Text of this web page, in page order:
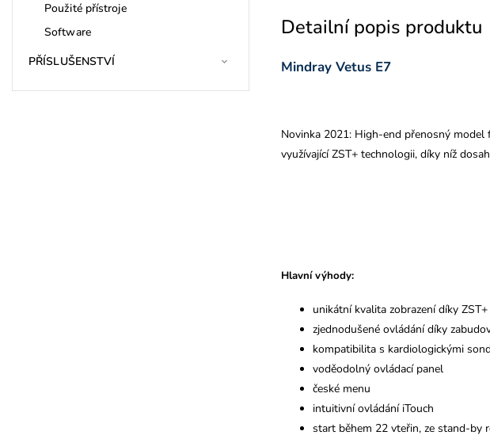
Použité přístroje
Software
PŘÍSLUŠENSTVÍ
Detailní popis produktu
Mindray Vetus E7
Novinka 2021: High-end přenosný
využívající ZST+ technologii, díky níž
Hlavní výhody:
unikátní kvalita zobrazení díky
zjednodušené ovládání díky
kompatibilita s kardiologickými
voděodolný ovládací panel
české menu
intuitivní ovládání iTouch
start během 22 vteřin, ze stand-by